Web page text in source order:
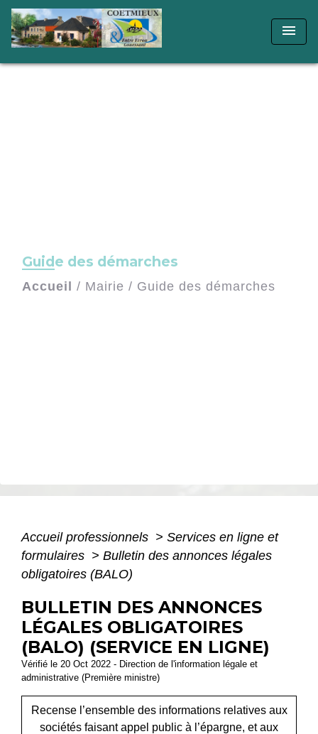
menu
Guide des démarches
Accueil / Mairie / Guide des démarches
Accueil professionnels > Services en ligne et
formulaires > Bulletin des annonces légales
obligatoires (BALO)
BULLETIN DES ANNONCES
LÉGALES OBLIGATOIRES
(BALO) (SERVICE EN LIGNE)
Vérifié le 20 Oct 2022 - Direction de l'information légale et
administrative (Première ministre)
Recense l’ensemble des informations relatives aux
sociétés faisant appel public à l’épargne, et aux